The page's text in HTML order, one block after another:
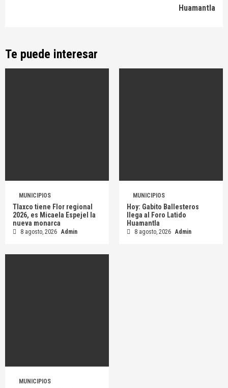
Huamantla
Te puede interesar
MUNICIPIOS
Tlaxco tiene Flor regional
2026, es Micaela Espejel la
nueva monarca
8 agosto, 2026 Admin
MUNICIPIOS
Hoy: Gabito Ballesteros
llega al Foro Latido
Huamantla
8 agosto, 2026 Admin
MUNICIPIOS